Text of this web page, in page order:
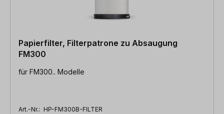
Papierfilter, Filterpatrone zu Absaugung
FM300
für FM300.. Modelle
Art.-Nr.: HP-FM300B-FILTER